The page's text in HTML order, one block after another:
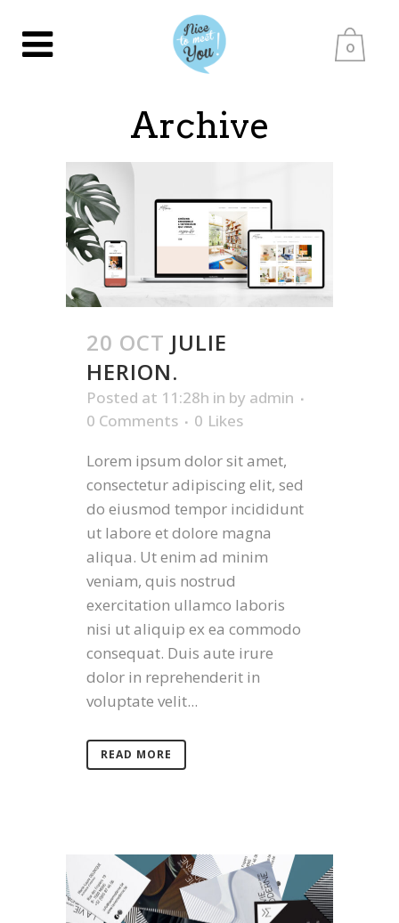
0
Archive
20 OCT JULIE
HERION.
Posted at 11:28h in by admin
0 Comments
0 Likes
Lorem ipsum dolor sit amet,
consectetur adipiscing elit, sed
do eiusmod tempor incididunt
ut labore et dolore magna
aliqua. Ut enim ad minim
veniam, quis nostrud
exercitation ullamco laboris
nisi ut aliquip ex ea commodo
consequat. Duis aute irure
dolor in reprehenderit in
voluptate velit...
READ MORE